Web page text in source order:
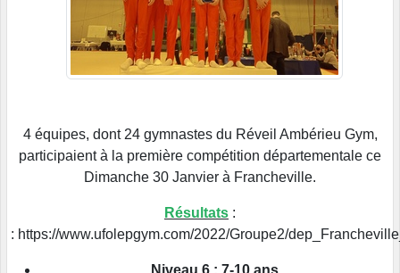
4 équipes, dont 24 gymnastes du Réveil Ambérieu Gym,
participaient à la première compétition départementale ce
Dimanche 30 Janvier à Francheville.
Résultats :
: https://www.ufolepgym.com/2022/Groupe2/
Niveau 6 : 7-10 ans